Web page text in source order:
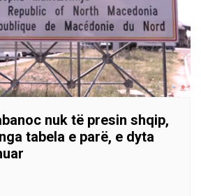
nuk të presin shqip,
tabela e parë, e dyta